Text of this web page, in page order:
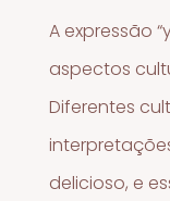
A expressão
aspectos
Diferentes
delicioso, e